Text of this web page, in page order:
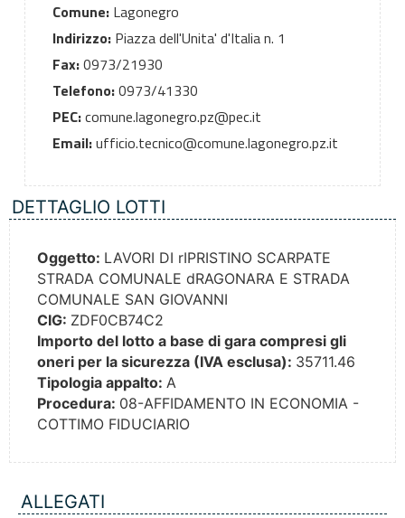
Comune:Lagonegro
Indirizzo:Piazza dell'Unita' d'Italia n. 1
Fax:0973/21930
Telefono:0973/41330
PEC:comune.lagonegro.pz@pec.it
Email:ufficio.tecnico@comune.lagonegro.pz.it
DETTAGLIO LOTTI
Oggetto: LAVORI DI rIPRISTINO SCARPATE
STRADA COMUNALE dRAGONARA E STRADA
COMUNALE SAN GIOVANNI
CIG: ZDF0CB74C2
Importo del lotto a base di gara compresi gli
oneri per la sicurezza (IVA esclusa): 35711.46
Tipologia appalto: A
Procedura: 08-AFFIDAMENTO IN ECONOMIA -
COTTIMO FIDUCIARIO
ALLEGATI